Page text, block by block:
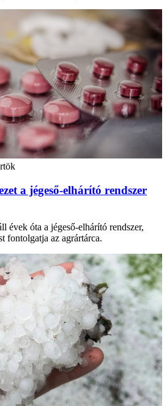
a jégeső-elhárító rendszer
évek óta a jégeső-elhárító rendszer,
fontolgatja az agrártárca.